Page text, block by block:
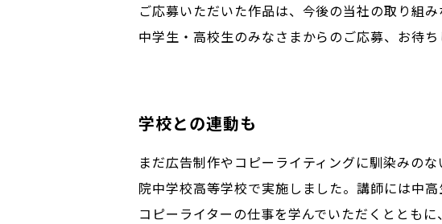
ご応募いただいた作品は、今後の当社の取り組
中学生・高校生のみなさまからのご応募、お待ち
学校との連動も
まだ広告制作やコピーライティングに馴染みの
院中学校高等学校で実施しました。講師には中
コピーライターの仕事を学んでいただくととも